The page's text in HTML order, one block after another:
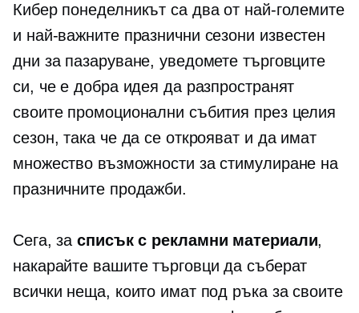
Кибер понеделникът са два от най-големите
и най-важните празнични сезони известен
дни за пазаруване, уведомете търговците
си, че е добра идея да разпространят
своите промоционални събития през целия
сезон, така че да се открояват и да имат
множество възможности за стимулиране на
празничните продажби.
Сега, засписък с рекламни материали,
накарайте вашите търговци да съберат
всички неща, които имат под ръка за своите